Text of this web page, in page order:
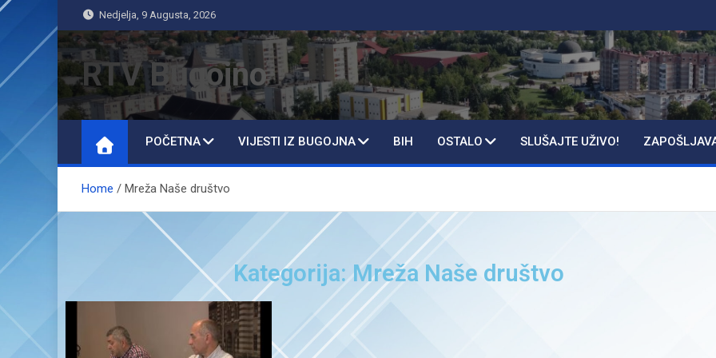
Nedjelja, 9 Augusta, 2026
RTV Bugojno
POČETNA VIJESTI IZ BUGOJNA BIH OSTALO SLUŠAJTE UŽIVO!
Home Mreža Naše društvo
Kategorija: Mreža Naše društvo